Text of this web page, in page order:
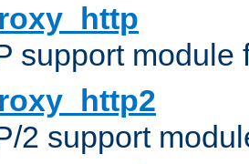
support module
2 support